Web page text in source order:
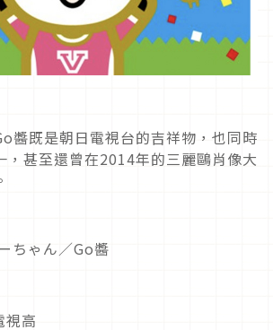
醬既是朝日電視台的吉祥物，也同時
，甚至還曾在2014年的三麗鷗肖像大
ちゃん／Go醬
高